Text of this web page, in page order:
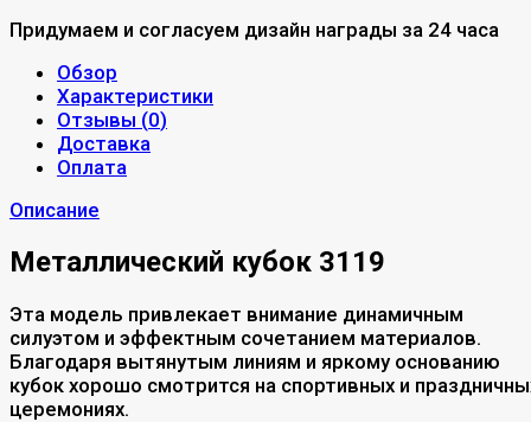
Придумаем и согласуем дизайн награды за 24 часа
Обзор
Характеристики
Отзывы (0)
Доставка
Оплата
Описание
Металлический кубок 3119
Эта модель привлекает внимание динамичным
силуэтом и эффектным сочетанием материалов.
Благодаря вытянутым линиям и яркому основанию
кубок хорошо смотрится на спортивных и
церемониях.